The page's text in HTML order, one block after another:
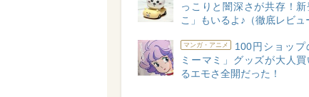
っこりと闇深さが共存！
こ」もいるよ♪（徹底レビュ
マンガ・アニメ
100円ショップ
ミーマミ」グッズが大人
るエモさ全開だった！